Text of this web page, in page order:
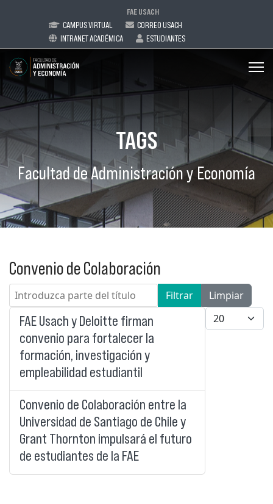
FAE USACH
CAMPUS VIRTUAL
CORREO USACH
INTRANET ACADÉMICA
ESTUDIANTES
TAGS
Facultad de Administración y Economía
Convenio de Colaboración
Introduzca parte del título Filtrar
Limpiar
Cantidad a
FAE Usach y Deloitte firman
convenio para fortalecer la
formación, investigación y
empleabilidad estudiantil
Convenio de Colaboración entre la
Universidad de Santiago de Chile y
Grant Thornton impulsará el futuro
de estudiantes de la FAE